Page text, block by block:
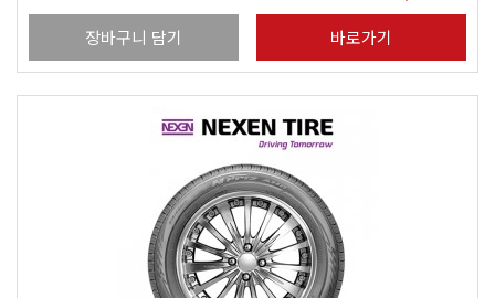
장바구니 담기 바로가기